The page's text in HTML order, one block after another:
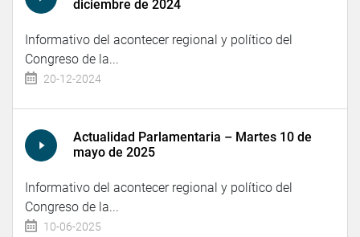
diciembre de 2024
Informativo del acontecer regional y político del
Congreso de la...
20-12-2024
Actualidad Parlamentaria – Martes 10 de
mayo de 2025
Informativo del acontecer regional y político del
Congreso de la...
10-06-2025